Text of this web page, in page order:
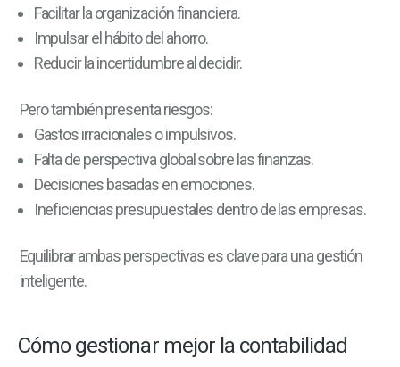
Facilitar la organización financiera.
Impulsar el hábito del ahorro.
Reducir la incertidumbre al decidir.
Pero también presenta riesgos:
Gastos irracionales o impulsivos.
Falta de perspectiva global sobre las finanzas.
Decisiones basadas en emociones.
Ineficiencias presupuestales dentro de las empresas.
Equilibrar ambas perspectivas es clave para una gestión
inteligente.
Cómo gestionar mejor la contabilidad